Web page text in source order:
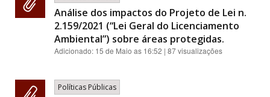
Análise dos impactos do Projeto de Lei n.
2.159/2021 (“Lei Geral do Licenciamento
Ambiental”) sobre áreas protegidas.
Adicionado: 15 de Maio as 16:52 | 87 visualizações
Políticas Públicas